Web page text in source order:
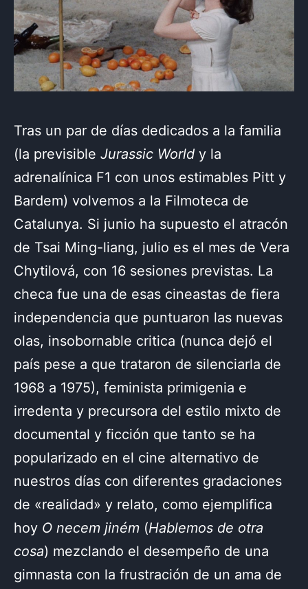
Tras un par de días dedicados a la familia
(la previsible Jurassic World y la
adrenalínica F1 con unos estimables Pitt y
Bardem) volvemos a la Filmoteca de
Catalunya. Si junio ha supuesto el atracón
de Tsai Ming-liang, julio es el mes de Vera
Chytilová, con 16 sesiones previstas. La
checa fue una de esas cineastas de fiera
independencia que puntuaron las nuevas
olas, insobornable critica (nunca dejó el
país pese a que trataron de silenciarla de
1968 a 1975), feminista primigenia e
irredenta y precursora del estilo mixto de
documental y ficción que tanto se ha
popularizado en el cine alternativo de
nuestros días con diferentes gradaciones
de «realidad» y relato, como ejemplifica
hoy O necem jiném (Hablemos de otra
cosa) mezclando el desempeño de una
gimnasta con la frustración de un ama de